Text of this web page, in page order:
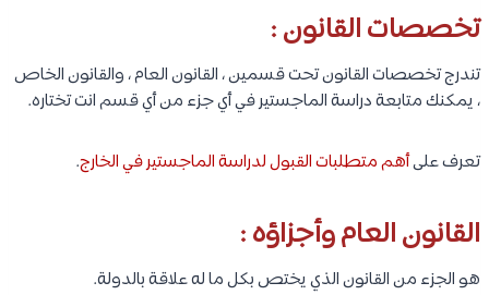
تخصصات القانون :
تندرج تخصصات القانون تحت قسمين ، القانون العام ، والقانون الخاص
، يمكنك متابعة دراسة الماجستير في أي جزء من أي قسم انت تختاره.
تعرف علىأهم متطلبات القبول لدراسة الماجستير في الخارج.
القانون العام وأجزاؤه :
هو الجزء من القانون الذي يختص بكل ما له علاقة بالدولة.